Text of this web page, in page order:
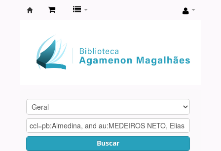
Agamenon
Magalhães
Buscar